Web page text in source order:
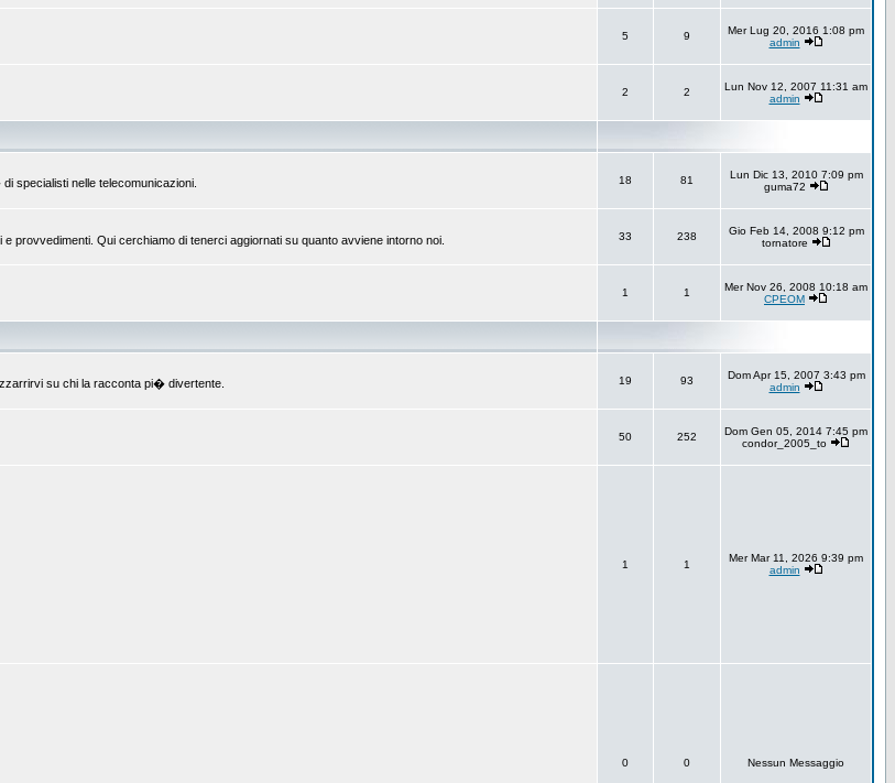
5 9
Mer Lug 20, 2016 1:08 pm
admin
2 2
Lun Nov 12, 2007 11:31 am
admin
specialisti nelle telecomunicazioni. 18 81
Lun Dic 13, 2010 7:09 pm
guma72
provvedimenti. Qui cerchiamo di tenerci aggiornati su quanto avviene intorno noi. 33 238
Gio Feb 14, 2008 9:12 pm
tornatore
1 1
Mer Nov 26, 2008 10:18 am
CPEOM
su chi la racconta pi� divertente. 19 93
Dom Apr 15, 2007 3:43 pm
admin
50 252
Dom Gen 05, 2014 7:45 pm
condor_2005_to
1 1
Mer Mar 11, 2026 9:39 pm
admin
0 0 Nessun Messaggio